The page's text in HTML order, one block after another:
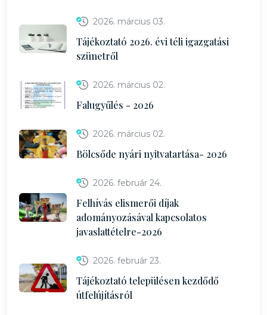
2026. március 03.
Tájékoztató 2026. évi téli igazgatási
szünetről
2026. március 02.
Falugyűlés - 2026
2026. március 02.
Bölcsőde nyári nyitvatartása- 2026
2026. február 24.
Felhívás elismerői díjak
adományozásával kapcsolatos
javaslattételre-2026
2026. február 23.
Tájékoztató településen kezdődő
útfelújításról